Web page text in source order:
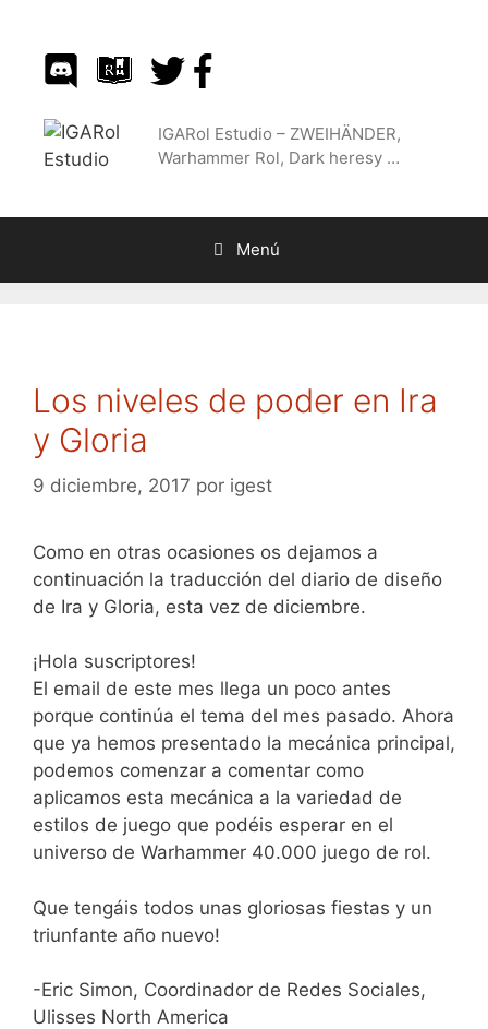
contenido
IGARol Estudio – ZWEIHÄNDER,
Warhammer Rol, Dark heresy …
Menú
Los niveles de poder en Ira
y Gloria
9 diciembre, 2017 por igest
Como en otras ocasiones os dejamos a
continuación la traducción del diario de diseño
de Ira y Gloria, esta vez de diciembre.
¡Hola suscriptores!
El email de este mes llega un poco antes
porque continúa el tema del mes pasado. Ahora
que ya hemos presentado la mecánica principal,
podemos comenzar a comentar como
aplicamos esta mecánica a la variedad de
estilos de juego que podéis esperar en el
universo de Warhammer 40.000 juego de rol.
Que tengáis todos unas gloriosas fiestas y un
triunfante año nuevo!
-Eric Simon, Coordinador de Redes Sociales,
Ulisses North America